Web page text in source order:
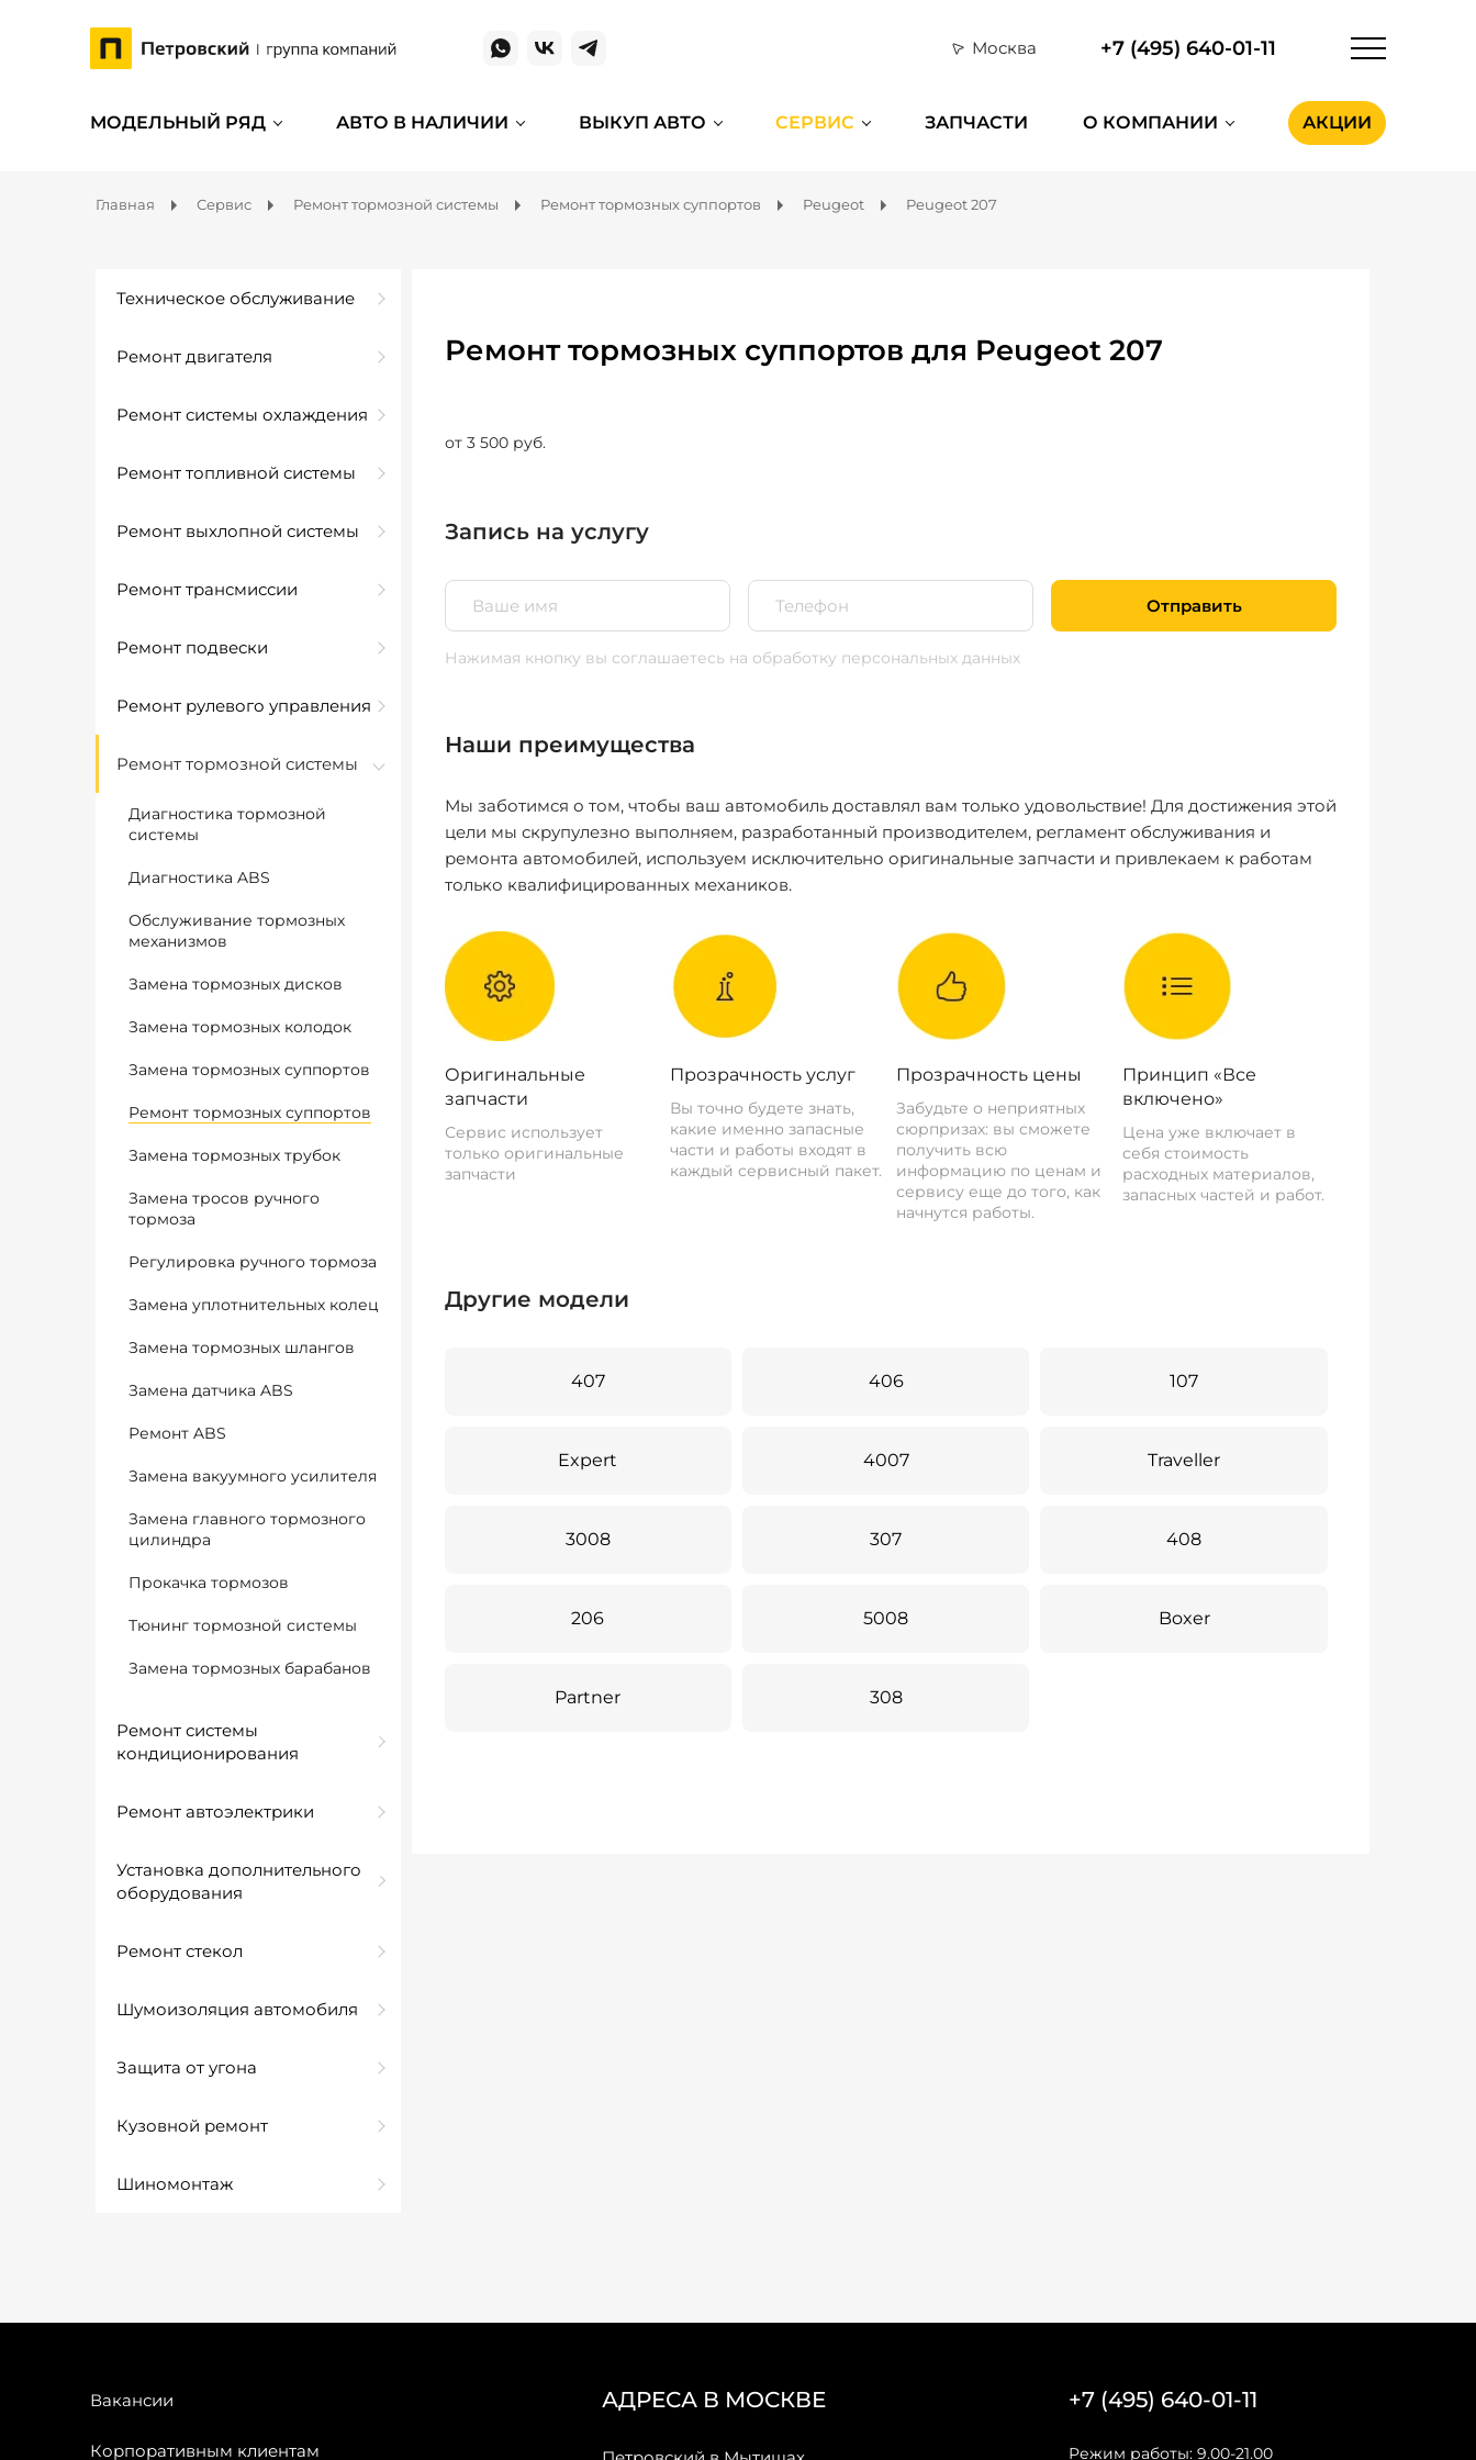
Москва +7 (495) 640-01-11
МОДЕЛЬНЫЙ РЯД АВТО В НАЛИЧИИ ВЫКУП АВТО СЕРВИС ЗАПЧАСТИ О КОМПАНИИ АКЦИИ
Главная Сервис Ремонт тормозной системы Ремонт тормозных суппортов Peugeot Peugeot 207
Техническое обслуживание
Ремонт двигателя
Ремонт системы охлаждения
Ремонт топливной системы
Ремонт выхлопной системы
Ремонт трансмиссии
Ремонт подвески
Ремонт рулевого управления
Ремонт тормозной системы
Диагностика тормозной
системы
Диагностика ABS
Обслуживание тормозных
механизмов
Замена тормозных дисков
Замена тормозных колодок
Замена тормозных суппортов
Ремонт тормозных суппортов
Замена тормозных трубок
Замена тросов ручного
тормоза
Регулировка ручного тормоза
Замена уплотнительных колец
Замена тормозных шлангов
Замена датчика ABS
Ремонт ABS
Замена вакуумного усилителя
Замена главного тормозного
цилиндра
Прокачка тормозов
Тюнинг тормозной системы
Замена тормозных барабанов
Ремонт системы
кондиционирования
Ремонт автоэлектрики
Установка дополнительного
оборудования
Ремонт стекол
Шумоизоляция автомобиля
Защита от угона
Кузовной ремонт
Шиномонтаж
Ремонт тормозных суппортов для Peugeot 207
от 3 500 руб.
Запись на услугу
Отправить
Нажимая кнопку вы соглашаетесь на обработку персональных данных
Наши преимущества
Мы заботимся о том, чтобы ваш автомобиль доставлял вам только удовольствие! Для достижения этой
цели мы скрупулезно выполняем, разработанный производителем, регламент обслуживания и
ремонта автомобилей, используем исключительно оригинальные запчасти и привлекаем к работам
только квалифицированных механиков.
Оригинальные
запчасти
Сервис использует
только оригинальные
запчасти
Прозрачность услуг
Вы точно будете знать,
какие именно запасные
части и работы входят в
каждый сервисный пакет.
Прозрачность цены
Забудьте о неприятных
сюрпризах: вы сможете
получить всю
информацию по ценам и
сервису еще до того, как
начнутся работы.
Принцип «Все
включено»
Цена уже включает в
себя стоимость
расходных материалов,
запасных частей и работ.
Другие модели
407 406 107
Expert 4007 Traveller
3008 307 408
206 5008 Boxer
Partner 308
Вакансии
Корпоративным клиентам
АДРЕСА В МОСКВЕ +7 (495) 640-01-11
Режим работы: 9.00-21.00